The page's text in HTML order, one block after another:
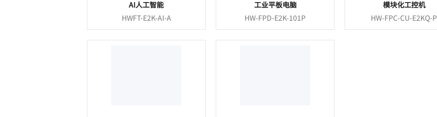
AI人工智能
HWFT-E2K-AI-A
工业平板电脑
HW-FPD-E2K-101P
模块化工控机
HW-FPC-CU-E2KQ-P